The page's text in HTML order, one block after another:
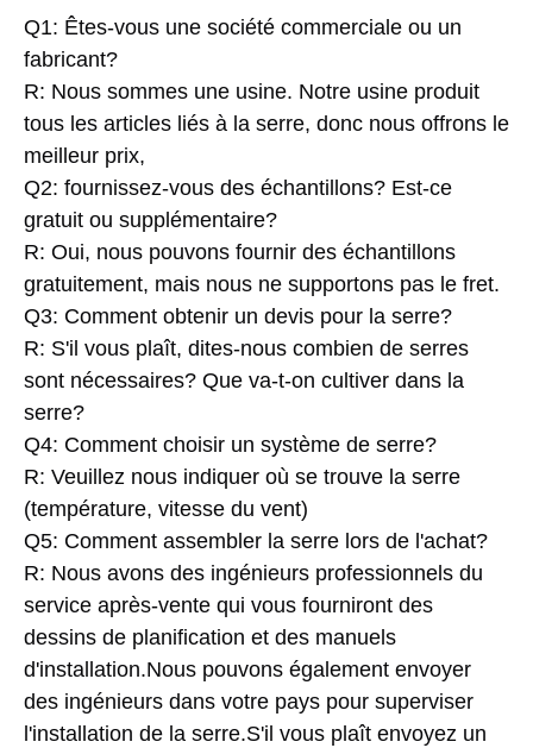
Q1: Êtes-vous une société commerciale ou un
fabricant?
R: Nous sommes une usine. Notre usine produit
tous les articles liés à la serre, donc nous offrons le
meilleur prix,
Q2: fournissez-vous des échantillons? Est-ce
gratuit ou supplémentaire?
R: Oui, nous pouvons fournir des échantillons
gratuitement, mais nous ne supportons pas le fret.
Q3: Comment obtenir un devis pour la serre?
R: S'il vous plaît, dites-nous combien de serres
sont nécessaires? Que va-t-on cultiver dans la
serre?
Q4: Comment choisir un système de serre?
R: Veuillez nous indiquer où se trouve la serre
(température, vitesse du vent)
Q5: Comment assembler la serre lors de l'achat?
R: Nous avons des ingénieurs professionnels du
service après-vente qui vous fourniront des
dessins de planification et des manuels
d'installation.Nous pouvons également envoyer
des ingénieurs dans votre pays pour superviser
l'installation de la serre.S'il vous plaît envoyez un